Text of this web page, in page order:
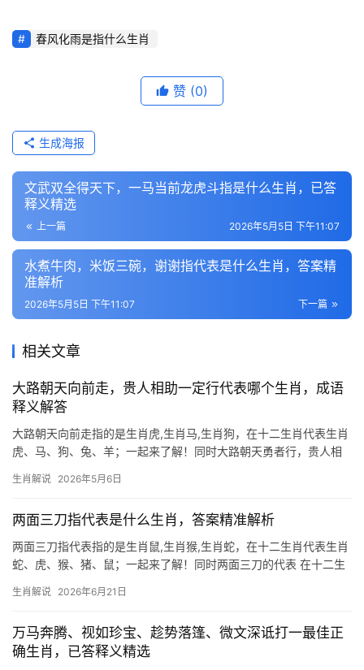
春风化雨是指什么生肖
赞 (0)
生成海报
文武双全得天下，一马当前龙虎斗指是什么生肖，已答
释义精选
上一篇 2026年5月5日 下午11:07
水煮牛肉，米饭三碗，谢谢指代表是什么生肖，答案精
准解析
下一篇
2026年5月5日 下午11:07
相关文章
大路朝天向前走，贵人相助一定行代表哪个生肖，成语
释义解答
大路朝天向前走指的是生肖虎,生肖马,生肖狗，在十二生肖代表生肖
虎、马、狗、兔、羊；一起来了解！同时大路朝天勇者行，贵人相
的王者气魄极为契合，虎为山林之主，天生具备开拓精神，2024甲
生肖解说 2026年5月6日
两面三刀指代表是什么生肖，答案精准解析
两面三刀指代表指的是生肖鼠,生肖猴,生肖蛇，在十二生肖代表生肖
蛇、虎、猴、猪、鼠；一起来了解！同时两面三刀的代表 在十二生
真实意图，表面温顺，内心却可能暗藏锋芒，2026年对于属蛇人而
生肖解说 2026年6月21日
万马奔腾、视如珍宝、趁势落篷、微文深诋打一最佳正
确生肖，已答释义精选